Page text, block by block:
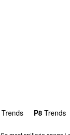
Trends P8 Trends